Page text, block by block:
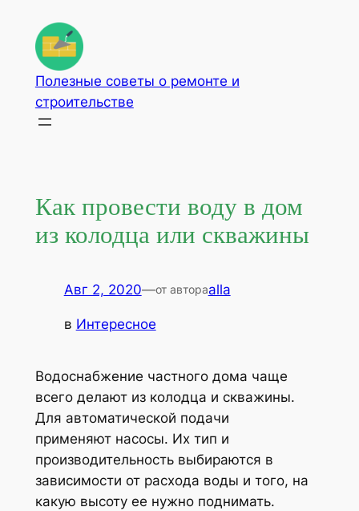
содержимому
Полезные советы о ремонте и
строительстве
Как провести воду в дом
из колодца или скважины
Авг 2, 2020—от автораalla
в Интересное
Водоснабжение частного дома чаще
всего делают из колодца и скважины.
Для автоматической подачи
применяют насосы. Их тип и
производительность выбираются в
зависимости от расхода воды и того, на
какую высоту ее нужно поднимать.